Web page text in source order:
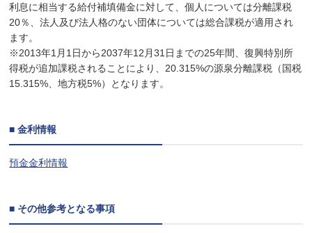
利息に相当する給付補填備金に対して、個人については分離課税
20％、法人及び法人格のない団体については総合課税が適用され
ます。
※2013年1月1日から2037年12月31日までの25年間、復興特別所
得税が追加課税されることにより、20.315%の源泉分離課税（国税
15.315%、地方税5%）となります。
■ 金利情報
預金金利情報
■ その他参考となる事項